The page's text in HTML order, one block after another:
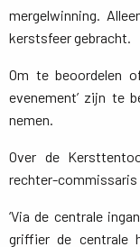
mergelwinning.
kerstsfeer gebracht.
Om te beoordelen
evenement’ zijn te
nemen.
Over de
rechter-commissaris
‘Via de centrale
griffier de centrale